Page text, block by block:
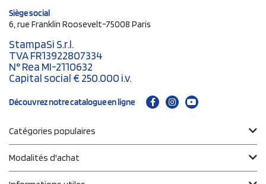
Siège social
6, rue Franklin Roosevelt-75008 Paris
StampaSi S.r.l.
TVA FR13922807334
N° Rea MI-2110632
Capital social € 250.000 i.v.
Découvrez notre catalogue en ligne
Catégories populaires
Modalités d'achat